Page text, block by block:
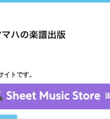
トです。